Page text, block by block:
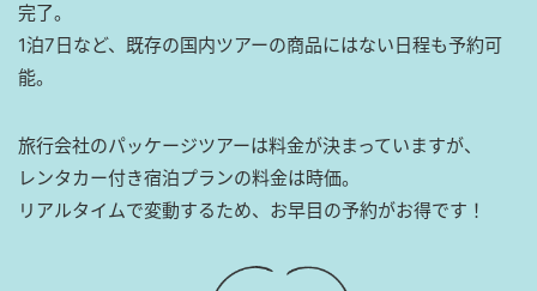
完了。
1泊7日など、既存の国内ツアーの商品にはない日程も予約可
能。
旅行会社のパッケージツアーは料金が決まっていますが、
レンタカー付き宿泊プランの料金は時価。
リアルタイムで変動するため、お早目の予約がお得です！